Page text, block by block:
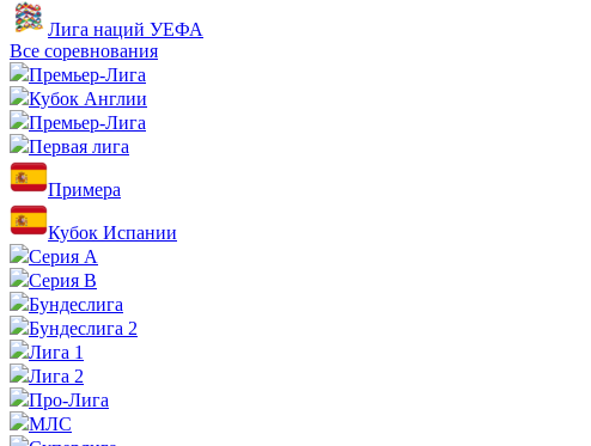
Лига наций УЕФА
Все соревнования
Премьер-Лига
Кубок Англии
Премьер-Лига
Первая лига
Примера
Кубок Испании
Серия А
Серия B
Бундеслига
Бундеслига 2
Лига 1
Лига 2
Про-Лига
МЛС